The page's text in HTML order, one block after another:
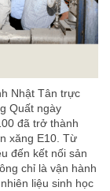
Nhật Tân trực
Quất ngày
đã trở thành
xăng E10. Từ
đến kết nối sản
chỉ là vận hành
liệu sinh học